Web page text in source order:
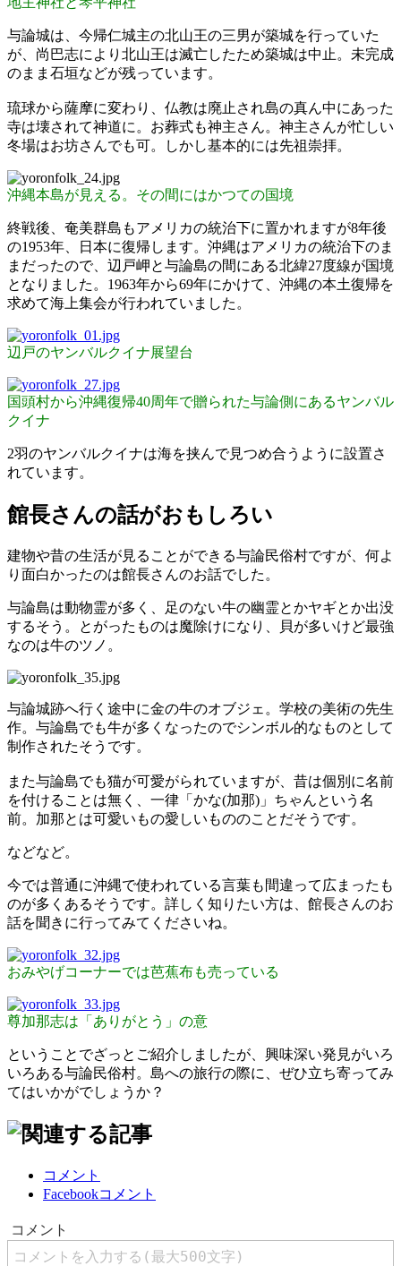
与論城は、今帰仁城主の北山王の三男が築城を行っていた
が、尚巴志により北山王は滅亡したため築城は中止。未完成
のまま石垣などが残っています。
琉球から薩摩に変わり、仏教は廃止され島の真ん中にあった
寺は壊されて神道に。お葬式も神主さん。神主さんが忙しい
冬場はお坊さんでも可。しかし基本的には先祖崇拝。
沖縄本島が見える。その間にはかつての国境
終戦後、奄美群島もアメリカの統治下に置かれますが8年後
の1953年、日本に復帰します。沖縄はアメリカの統治下のま
まだったので、辺戸岬と与論島の間にある北緯27度線が国境
となりました。1963年から69年にかけて、沖縄の本土復帰を
求めて海上集会が行われていました。
辺戸のヤンバルクイナ展望台
国頭村から沖縄復帰40周年で贈られた与論側にあるヤンバル
クイナ
2羽のヤンバルクイナは海を挟んで見つめ合うように設置さ
れています。
館長さんの話がおもしろい
建物や昔の生活が見ることができる与論民俗村ですが、何よ
り面白かったのは館長さんのお話でした。
与論島は動物霊が多く、足のない牛の幽霊とかヤギとか出没
するそう。とがったものは魔除けになり、貝が多いけど最強
なのは牛のツノ。
与論城跡へ行く途中に金の牛のオブジェ。学校の美術の先生
作。与論島でも牛が多くなったのでシンボル的なものとして
制作されたそうです。
また与論島でも猫が可愛がられていますが、昔は個別に名前
を付けることは無く、一律「かな(加那)」ちゃんという名
前。加那とは可愛いもの愛しいもののことだそうです。
などなど。
今では普通に沖縄で使われている言葉も間違って広まったも
のが多くあるそうです。詳しく知りたい方は、館長さんのお
話を聞きに行ってみてくださいね。
おみやげコーナーでは芭蕉布も売っている
尊加那志は「ありがとう」の意
ということでざっとご紹介しましたが、興味深い発見がいろ
いろある与論民俗村。島への旅行の際に、ぜひ立ち寄ってみ
てはいかがでしょうか？
コメント
Facebookコメント